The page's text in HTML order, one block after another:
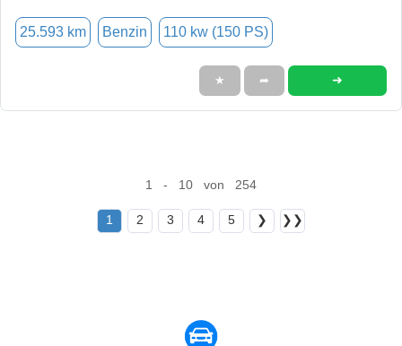
25.593 km Benzin 110 kw (150 PS)
★ ➦ ➜
1 - 10 von 254
1 2 3 4 5 ❯ ❯❯